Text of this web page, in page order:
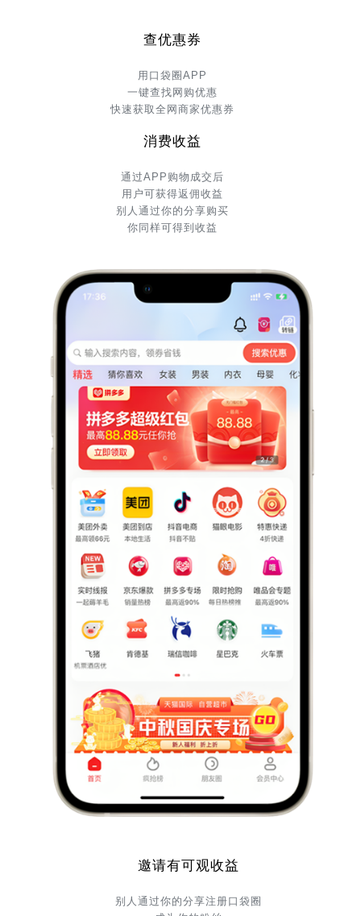
查优惠券
用口袋圈APP
一键查找网购优惠
快速获取全网商家优惠券
消费收益
通过APP购物成交后
用户可获得返佣收益
别人通过你的分享购买
你同样可得到收益
邀请有可观收益
别人通过你的分享注册口袋圈